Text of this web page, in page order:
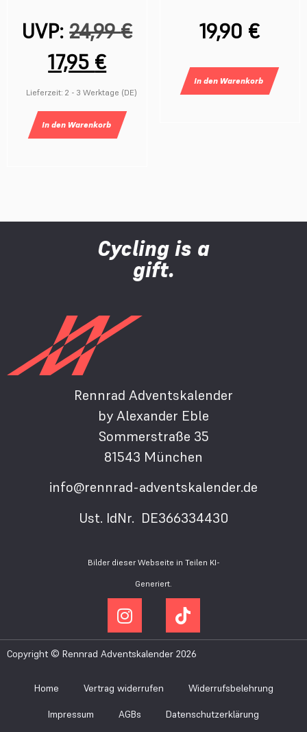
UVP: 24,99€
17,95 €
Lieferzeit: 2 - 3 Werktage (DE)
In den
Warenkorb
19,90 €
In den
Warenkorb
Cycling is a
gift.
Rennrad Adventskalender
by Alexander Eble
Sommerstraße 35
81543 München
info@rennrad-adventskalender.de
Ust. IdNr. DE366334430
Bilder dieser Webseite in Teilen KI-
Generiert.
Copyright © Rennrad Adventskalender 2026
Home Vertrag widerrufen Widerrufsbelehrung
Impressum AGBs Datenschutzerklärung